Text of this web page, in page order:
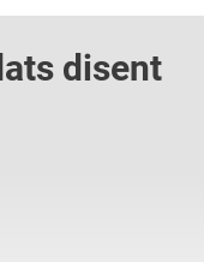
disent